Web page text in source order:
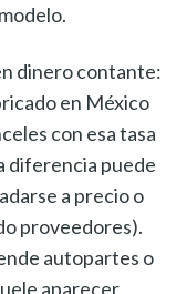
dinero contante:
en México
con esa tasa
diferencia puede
a precio o
proveedores).
autopartes o
aparecer